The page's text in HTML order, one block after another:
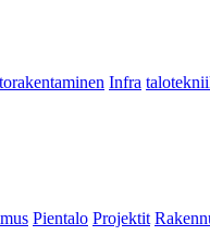
Infra
Pientalo Projektit